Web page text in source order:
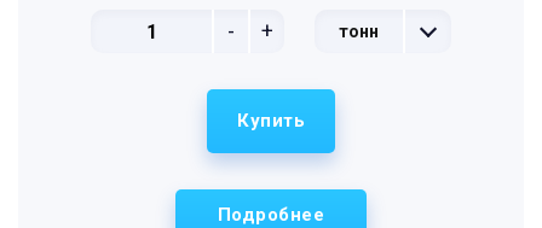
- + тонн
Подробнее
Купить